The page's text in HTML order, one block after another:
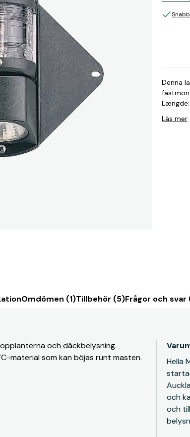
Denna
Længde:
Läs mer
Omdömen (1)Tillbehör (5)Frågor och svar
och däckbelysning.
material som kan böjas runt masten.
Hella
och
och